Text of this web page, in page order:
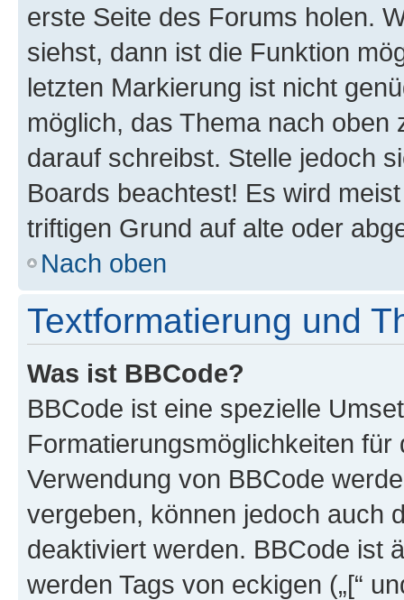
erste Seite des Forums holen.
siehst, dann ist die Funktion
letzten Markierung ist nicht
möglich, das Thema nach oben
darauf schreibst. Stelle jedoch
Boards beachtest! Es wird
triftigen Grund auf alte oder
Nach oben
Textformatierung und
Was ist BBCode?
BBCode ist eine spezielle
Formatierungsmöglichkeiten
Verwendung von BBCode
vergeben, können jedoch auch
deaktiviert werden. BBCode ist
werden Tags von eckigen („[“